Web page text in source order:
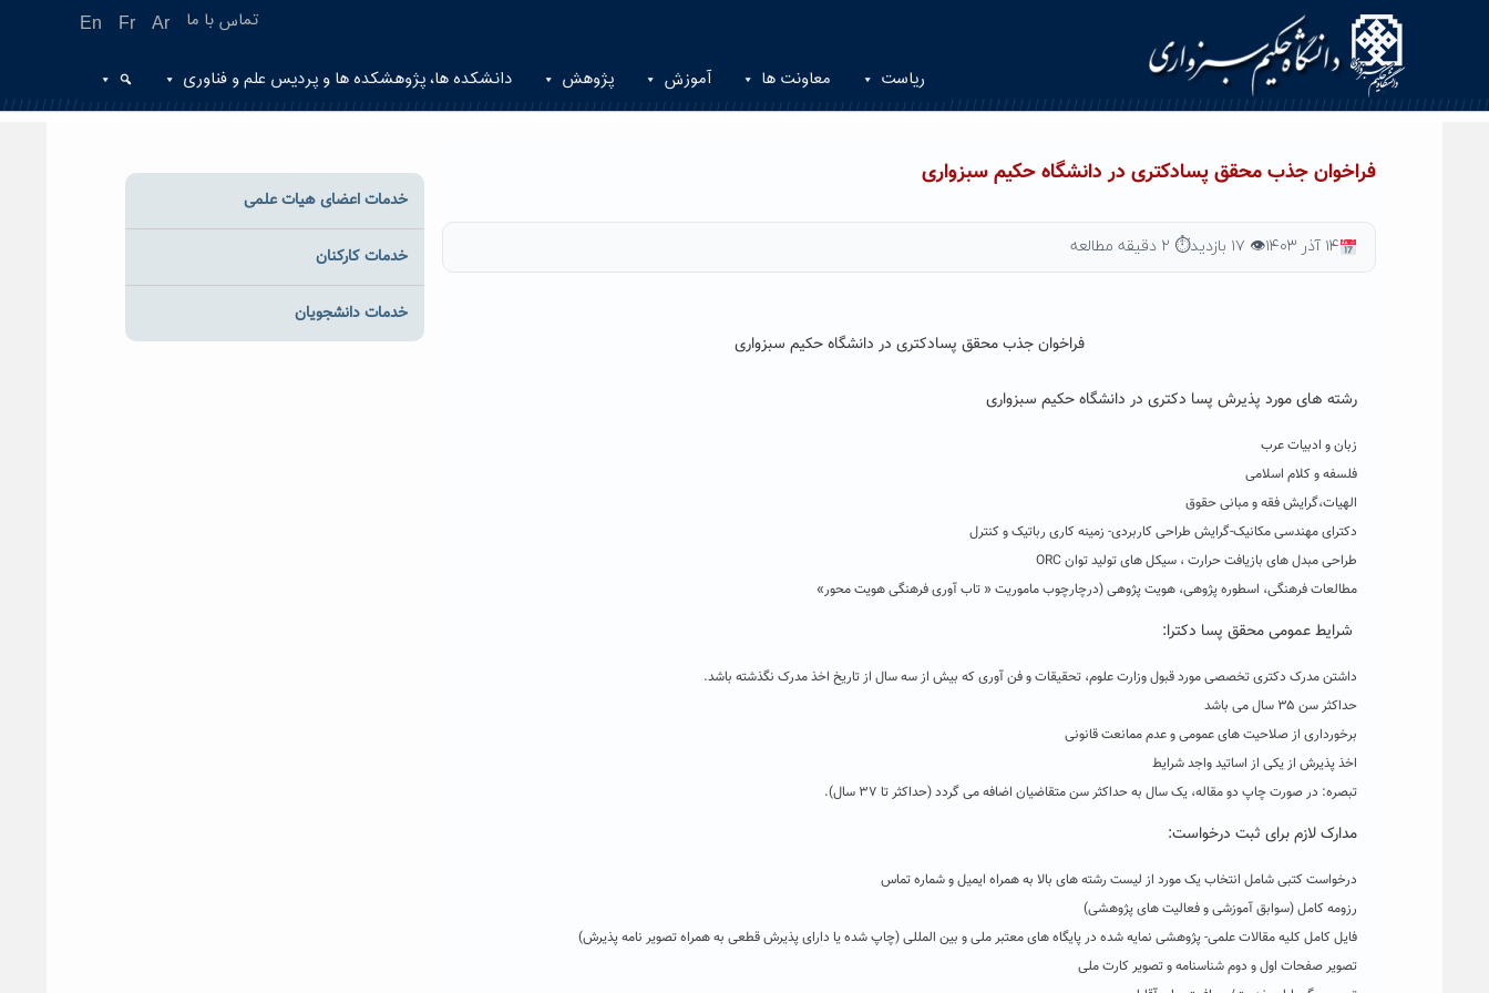
En Fr Ar تماس با ما
ریاست معاونت ها آموزش پژوهش دانشکده ها، پژوهشکده ها و پردیس علم و فناوری
فراخوان جذب محقق پسادکتری در دانشگاه حکیم سبزواری
۱۴ آذر ۱۴۰۳ 👁 ۱۷ بازدید ⏱ ۲ دقیقه مطالعه
فراخوان جذب محقق پسادکتری در دانشگاه حکیم سبزواری
رشته های مورد پذیرش پسا دکتری در دانشگاهحکیم سبزواری
زبان و ادبیات عرب
فلسفه و کلام اسلامی
الهیات،گرایش فقه و مبانی حقوق
دکترای مهندسی مکانیک-گرایش طراحی کاربردی- زمینه کاری رباتیک و کنترل
طراحی مبدل های بازیافت حرارت ، سیکل های تولید توان ORC
مطالعات فرهنگی، اسطوره پژوهی، هویت پژوهی (درچارچوب ماموریت « تاب آوری فرهنگی هویت محور»
شرایط عمومی محقق پسا دکترا:
داشتن مدرک دکتری تخصصی مورد قبول وزارت علوم، تحقیقات و فن آوری که بیش از سه سال از تاریخ اخذ مدرک نگذشته باشد.
حداکثر سن ۳۵ سال می باشد
برخورداری از صلاحیت های عمومی و عدم ممانعت قانونی
اخذ پذیرش از یکی از اساتید واجد شرایط
تبصره: در صورت چاپ دو مقاله، یک سال به حداکثر سن متقاضیان اضافه می گردد (حداکثر تا ۳۷ سال).
مدارک لازم برای ثبت درخواست:
درخواست کتبی شامل انتخاب یک مورد از لیست رشته های بالا به همراه ایمیل و شماره تماس
رزومه کامل (سوابق آموزشی و فعالیت های پژوهشی)
فایل کامل کلیه مقالات علمی- پژوهشی نمایه شده در پایگاه های معتبر ملی و بین المللی (چاپ شده یا دارای پذیرش قطعی به همراه تصویر نامه پذیرش)
تصویر صفحات اول و دوم شناسنامه و تصویر کارت ملی
خدمات اعضای هیات علمی
خدمات کارکنان
خدمات دانشجویان